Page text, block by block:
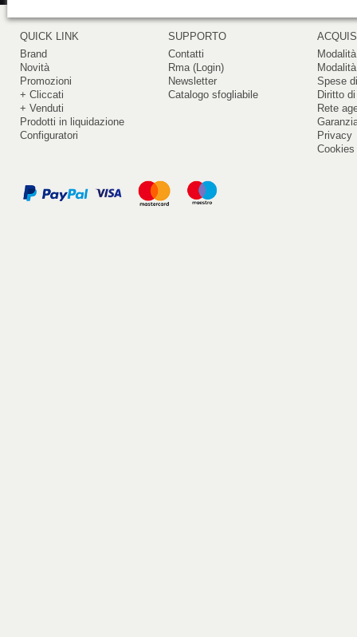
QUICK LINK
Brand
Novità
Promozioni
+ Cliccati
+ Venduti
Prodotti in liquidazione
Configuratori
SUPPORTO
Contatti
Rma (Login)
Newsletter
Catalogo sfogliabile
Spese
Diritto
Rete
Privacy